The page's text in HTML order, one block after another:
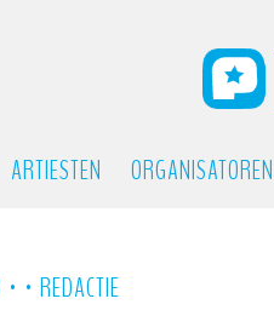
ARTIESTEN ORGANISATOREN
• • REDACTIE